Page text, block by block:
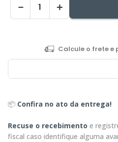
＋
－
📦 Confira no ato da entrega!
Recuse o recebimento e
fiscal caso identifique alguma